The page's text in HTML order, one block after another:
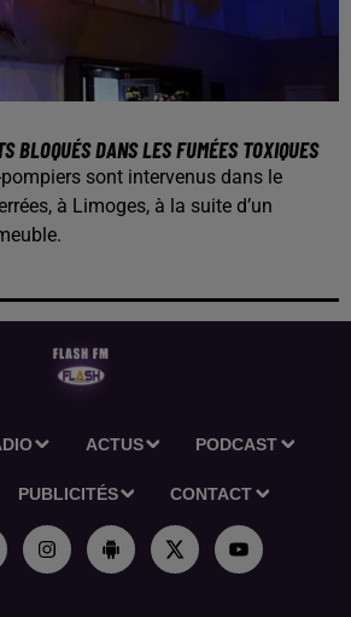
BLOQUÉS DANS LES FUMÉES TOXIQUES
sont intervenus dans le
à Limoges, à la suite d’un
ACTUS PODCAST
PUBLICITÉS CONTACT